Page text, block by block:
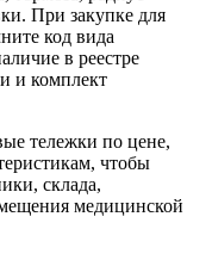
При закупке для
код вида
в реестре
и комплект
тележки по цене,
чтобы
склада,
медицинской